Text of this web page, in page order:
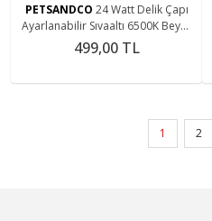
PETSANDCO 24 Watt Delik Çapı
Ayarlanabilir Sıvaaltı 6500K Beyaz
Işık Led Panel, Çok Kaliteli Led
Spot Lamba
499,00 TL
1 2